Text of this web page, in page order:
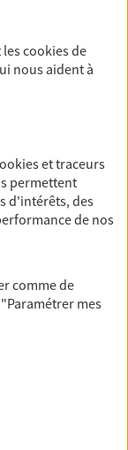
de
Découvrez
notre
les
de travail,
lescookiesde
nous aident à
et traceurs
permettent
d'intérêts, des
de nos
comme de
"Paramétrer mes